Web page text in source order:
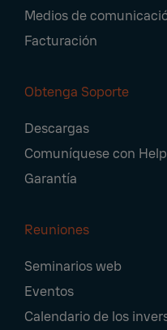
Medios de
Facturación
Obtenga Soporte
Descargas
Comuníquese con
Garantía
Reuniones
Seminarios web
Eventos
Calendario de los